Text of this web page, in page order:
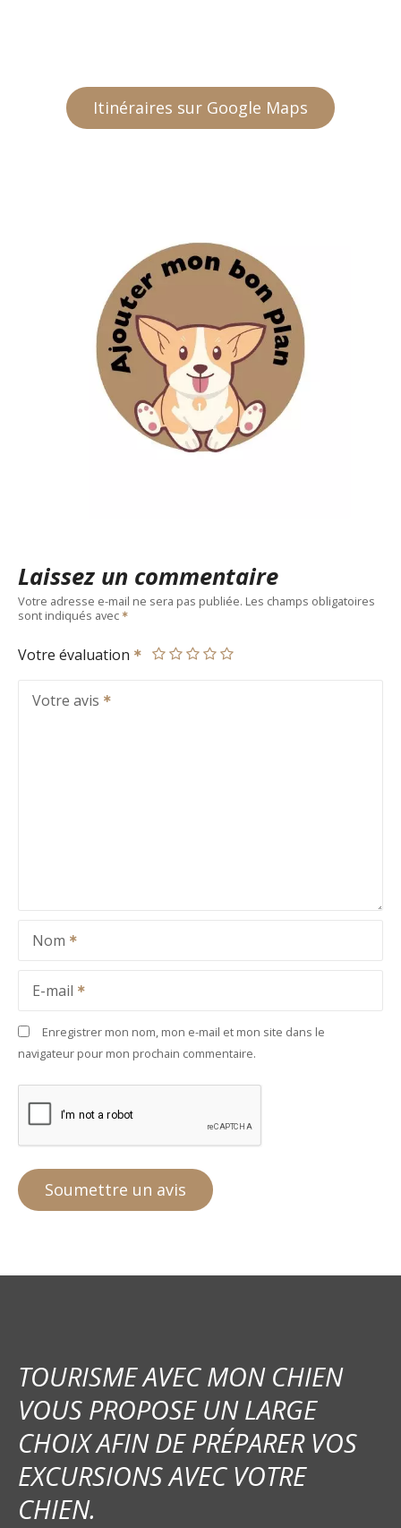
Itinéraires sur Google Maps
Laissez un commentaire
Votre adresse e-mail ne sera pas publiée. Les champs obligatoires
sont indiqués avec
Votre évaluation
Votre avis
Nom
E-mail
Enregistrer mon nom, mon e-mail et mon site dans le
navigateur pour mon prochain commentaire.
TOURISME AVEC MON CHIEN
VOUS PROPOSE UN LARGE
CHOIX AFIN DE PRÉPARER VOS
EXCURSIONS AVEC VOTRE
CHIEN.